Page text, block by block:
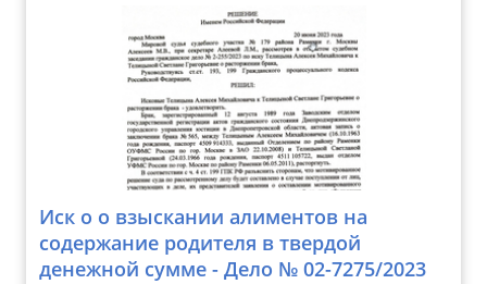
Иск о о взыскании алиментов на
содержание родителя в твердой
денежной сумме - Дело № 02-7275/2023